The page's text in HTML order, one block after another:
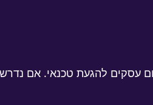
עסקים להגעת טכנאי. אם